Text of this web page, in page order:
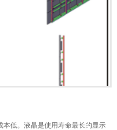
本低。液晶是使用寿命最长的显示